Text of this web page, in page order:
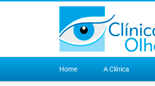
Home A Clínica